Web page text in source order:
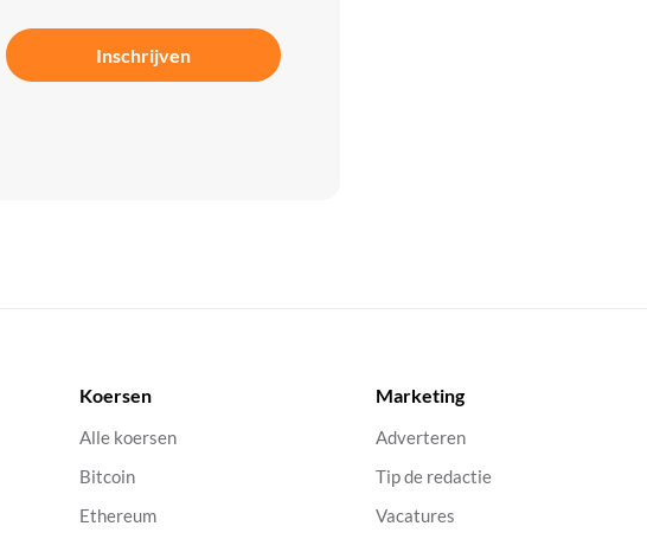
Inschrijven
Koersen
Alle koersen
Bitcoin
Ethereum
Marketing
Adverteren
Tip de redactie
Vacatures